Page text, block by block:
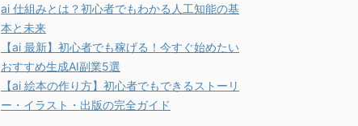
ai 仕組みとは？初心者でもわかる人工知能の基
本と未来
【ai 最新】初心者でも稼げる！今すぐ始めたい
おすすめ生成AI副業5選
【ai 絵本の作り方】初心者でもできるストーリ
ー・イラスト・出版の完全ガイド